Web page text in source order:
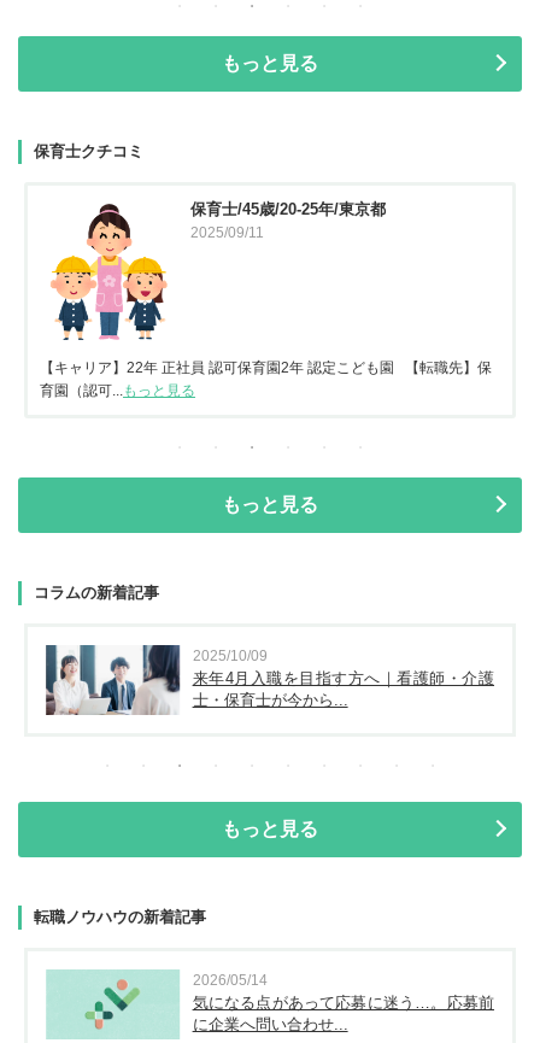
もっと見る
保育士クチコミ
保育士/45歳/20-25年/東京都
2025/09/11
【キャリア】22年 正社員 認可保育園2年 認定こども園 【転職先】保
育園（認可...もっと見る
もっと見る
コラムの新着記事
2025/10/09
来年4月入職を目指す方へ｜看護師・介護
士・保育士が今から...
もっと見る
転職ノウハウの新着記事
2026/05/14
気になる点があって応募に迷う…。応募前
に企業へ問い合わせ...